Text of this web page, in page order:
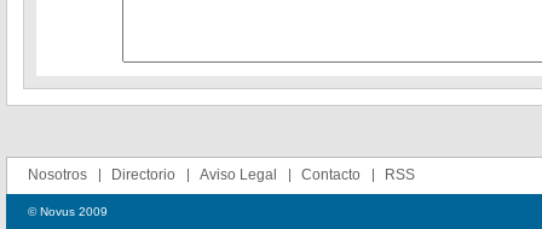
Nosotros Directorio Aviso Legal Contacto RSS
© Novus 2009